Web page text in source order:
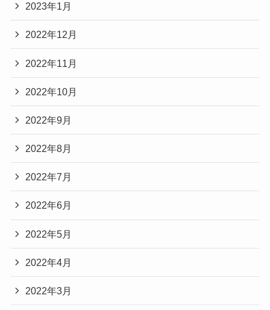
2023年1月
2022年12月
2022年11月
2022年10月
2022年9月
2022年8月
2022年7月
2022年6月
2022年5月
2022年4月
2022年3月